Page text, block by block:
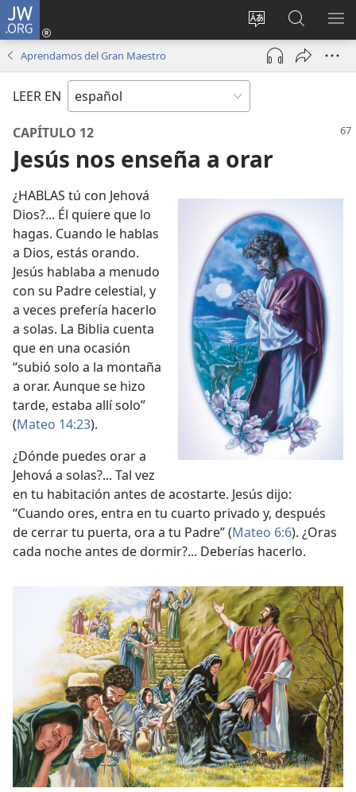
JW.ORG
Cambiar
idioma
del sitio
Iniciar
sesión
(abre
nueva
en
jw.org
Aprendamos del Gran Maestro
LEER EN
CAPÍTULO 12
Jesús nos enseña a orar
¿HABLAS tú con Jehová
Dios?... Él quiere que lo
hagas. Cuando le hablas
a Dios, estás orando.
Jesús hablaba a menudo
con su Padre celestial, y
a veces prefería hacerlo
a solas. La Biblia cuenta
que en una ocasión
“subió solo a la montaña
a orar. Aunque se hizo
tarde, estaba allí solo”
(Mateo 14:23).
¿Dónde puedes orar a
Jehová a solas?... Tal vez
en tu habitación antes de acostarte. Jesús dijo:
“Cuando ores, entra en tu cuarto privado y, después
de cerrar tu puerta, ora a tu Padre” (Mateo 6:6). ¿Oras
cada noche antes de dormir?... Deberías hacerlo.